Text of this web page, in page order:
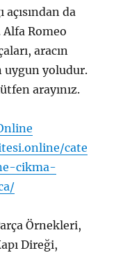
da
Alfa Romeo
aracın
uygun yoludur.
arayınız.
cate
cikma-
Örnekleri,
Direği,